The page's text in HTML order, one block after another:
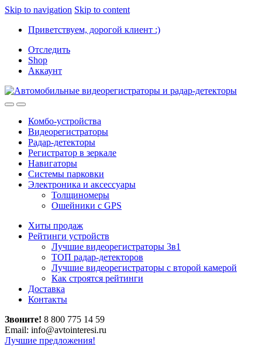
Skip to navigation Skip to content
Приветствуем, дорогой клиент :)
Отследить
Shop
Аккаунт
Комбо-устройства
Видеорегистраторы
Радар-детекторы
Регистратор в зеркале
Навигаторы
Системы парковки
Электроника и аксессуары
Толщиномеры
Ошейники с GPS
Хиты продаж
Рейтинги устройств
Лучшие видеорегистраторы 3в1
ТОП радар-детекторов
Лучшие видеорегистраторы с второй камерой
Как строятся рейтинги
Доставка
Контакты
Звоните! 8 800 775 14 59
Email: info@avtointeresi.ru
Лучшие предложения!